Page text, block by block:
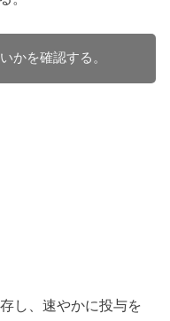
かを確認する。
し、速やかに投与を